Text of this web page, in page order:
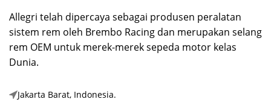
Allegri telah dipercaya sebagai produsen peralatan
sistem rem oleh Brembo Racing dan merupakan selang
rem OEM untuk merek-merek sepeda motor kelas
Dunia.
Jakarta Barat, Indonesia.